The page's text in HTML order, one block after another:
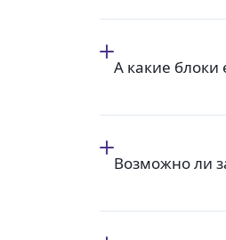
А какие блоки
Возможно ли